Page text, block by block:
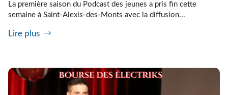
La première saison du Podcast des jeunes a pris fin cette
semaine à Saint-Alexis-des-Monts avec la diffusion...
Lire plus